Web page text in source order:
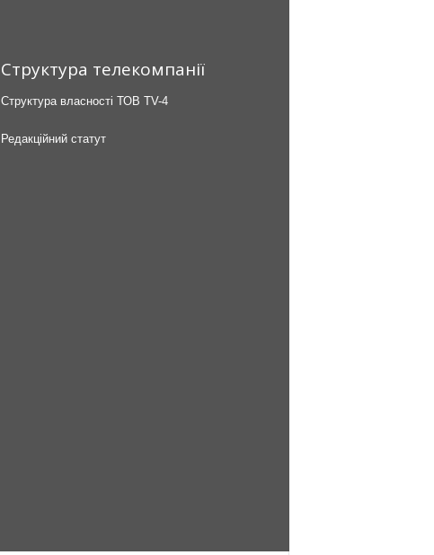
Структура телекомпанії
Структура власності ТОВ TV-4
Редакційний статут